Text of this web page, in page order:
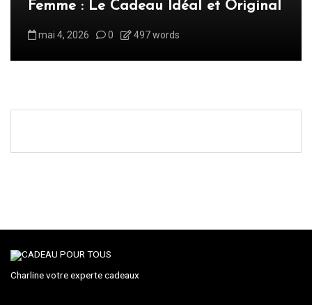
Femme : Le Cadeau Idéal et Original
mai 4, 2026 0 497 words
Charline votre experte cadeaux